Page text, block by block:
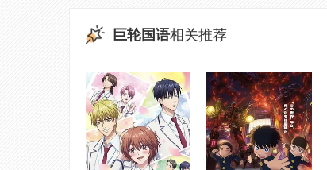
巨轮国语相关推荐